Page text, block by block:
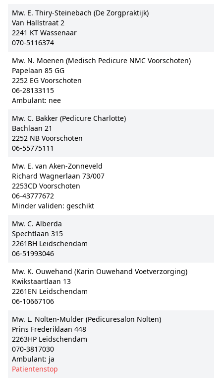
Mw. E. Thiry-Steinebach (De Zorgpraktijk)
Van Hallstraat 2
2241 KT Wassenaar
070-5116374
Mw. N. Moenen (Medisch Pedicure NMC Voorschoten)
Papelaan 85 GG
2252 EG Voorschoten
06-28133115
Ambulant: nee
Mw. C. Bakker (Pedicure Charlotte)
Bachlaan 21
2252 NB Voorschoten
06-55775111
Mw. E. van Aken-Zonneveld
Richard Wagnerlaan 73/007
2253CD Voorschoten
06-43777672
Minder validen: geschikt
Mw. C. Alberda
Spechtlaan 315
2261BH Leidschendam
06-51993046
Mw. K. Ouwehand (Karin Ouwehand Voetverzorging)
Kwikstaartlaan 13
2261EN Leidschendam
06-10667106
Mw. L. Nolten-Mulder (Pedicuresalon Nolten)
Prins Frederiklaan 448
2263HP Leidschendam
070-3817030
Ambulant: ja
Patientenstop